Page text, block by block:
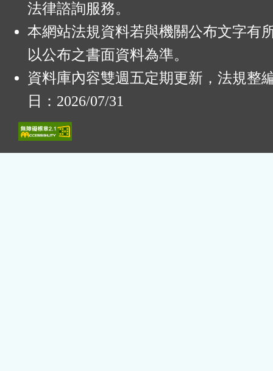
法律諮詢服務。
本網站法規資料若與機關公布文字有
以公布之書面資料為準。
資料庫內容雙週五定期更新，法規整
日：2026/07/31